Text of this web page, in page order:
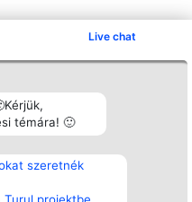
Live chat
témára! 🙂
szeretnék
Elérhetőség